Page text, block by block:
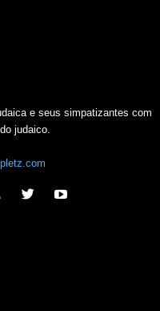
e seus simpatizantes com
judaico.